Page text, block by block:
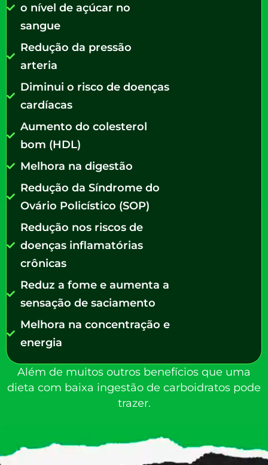
o nível de açúcar no
sangue
Redução da pressão
arteria
Diminui o risco de doenças
cardíacas
Aumento do colesterol
bom (HDL)
Melhora na digestão
Redução da Síndrome do
Ovário Policístico (SOP)
Redução nos riscos de
doenças inflamatórias
crônicas
Reduz a fome e aumenta a
sensação de saciamento
Melhora na concentração e
energia
Além de muitos outros benefícios que uma
dieta com baixa ingestão de carboidratos pode
trazer.